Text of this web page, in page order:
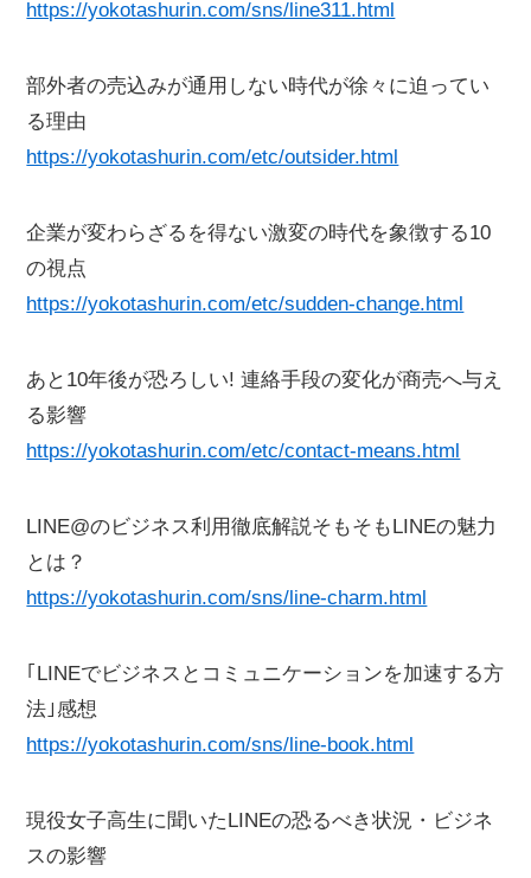
https://yokotashurin.com/sns/line311.html
部外者の売込みが通用しない時代が徐々に迫ってい
る理由
https://yokotashurin.com/etc/outsider.html
企業が変わらざるを得ない激変の時代を象徴する10
の視点
https://yokotashurin.com/etc/sudden-change.html
あと10年後が恐ろしい! 連絡手段の変化が商売へ与え
る影響
https://yokotashurin.com/etc/contact-means.html
LINE@のビジネス利用徹底解説そもそもLINEの魅力
とは？
https://yokotashurin.com/sns/line-charm.html
｢LINEでビジネスとコミュニケーションを加速する方
法｣感想
https://yokotashurin.com/sns/line-book.html
現役女子高生に聞いたLINEの恐るべき状況・ビジネ
スの影響